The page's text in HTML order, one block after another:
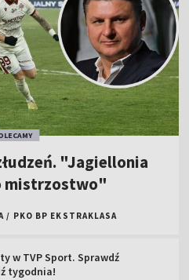
"Jagiellonia
mistrzostwo"
/ PKO BP EKSTRAKLASA
w TVP Sport. Sprawdź
tygodnia!